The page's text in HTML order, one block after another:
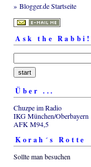
» Blogger.de Startseite
Ask the Rabbi!
Über ...
Chuzpe im Radio
IKG München/Oberbayern
AFK M94,5
Korah´s Rotte
Sollte man besuchen